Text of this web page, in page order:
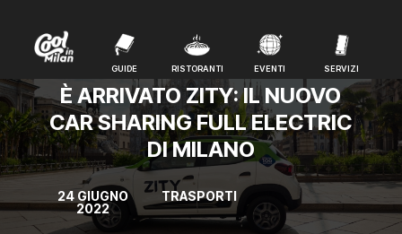
GUIDE RISTORANTI EVENTI SERVIZI
GUIDE RISTORANTI EVENTI SERVIZI
È ARRIVATO ZITY: IL NUOVO
CAR SHARING FULL ELECTRIC
DI MILANO
24 GIUGNO
2022
TRASPORTI